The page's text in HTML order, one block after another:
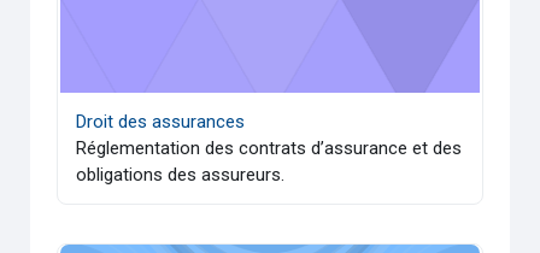
Droit des assurances
Réglementation des contrats d’assurance et des
obligations des assureurs.